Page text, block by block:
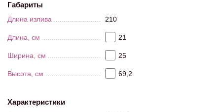
Габариты
Длина излива 210
Длина, см 21
Ширина, см 25
Высота, см 69,2
Характеристики